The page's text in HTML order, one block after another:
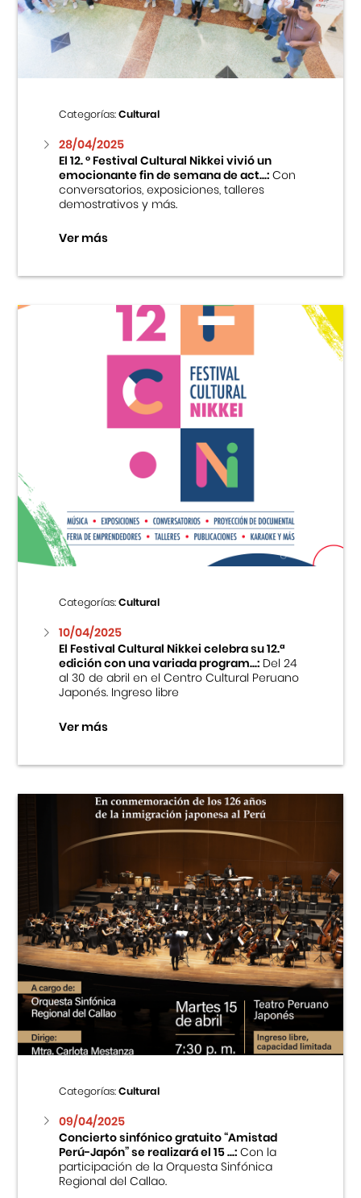
Centro Cultural Peruano Japonés
Museo de la Inmigración Japonesa
Fondo Editorial
Teatro Peruano Japonés
Categorías:Cultural
28/04/2025
El 12. ° Festival Cultural Nikkei vivió un
emocionante fin de semana de act...:Con
conversatorios, exposiciones, talleres
demostrativos y más.
Ver más
Categorías:Cultural
10/04/2025
El Festival Cultural Nikkei celebra su 12.ª
edición con una variada program...:Del 24
al 30 de abril en el Centro Cultural Peruano
Japonés. Ingreso libre
Ver más
Categorías:Cultural
09/04/2025
Concierto sinfónico gratuito “Amistad
Perú-Japón” se realizará el 15 ...:Con la
participación de la Orquesta Sinfónica
Regional del Callao.